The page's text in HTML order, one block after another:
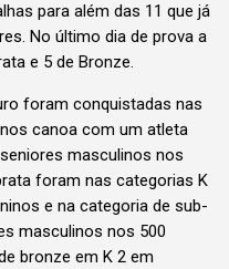
para além das 11 que já
No último dia de prova a
e 5 de Bronze.
foram conquistadas nas
canoa com um atleta
masculinos nos
foram nas categorias K
e na categoria de sub-
masculinos nos 500
bronze em K 2 em